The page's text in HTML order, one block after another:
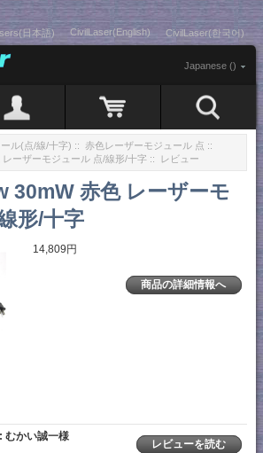
日本語) CivilLaser(English) CivilLaser(한국어)
Japanese ()
ル(点/線/十字) :: 赤色レーザーモジュール 点 ::
ーザーモジュール 点/線形/十字 :: レビュー
30mW 赤色 レーザーモ
形/十字
商品の詳細情報へ
14,809円
レビューを読む
むかい誠一様